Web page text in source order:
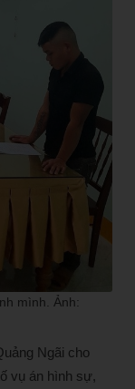
mình. Ảnh:
Ngãi cho
vụ án hình sự,